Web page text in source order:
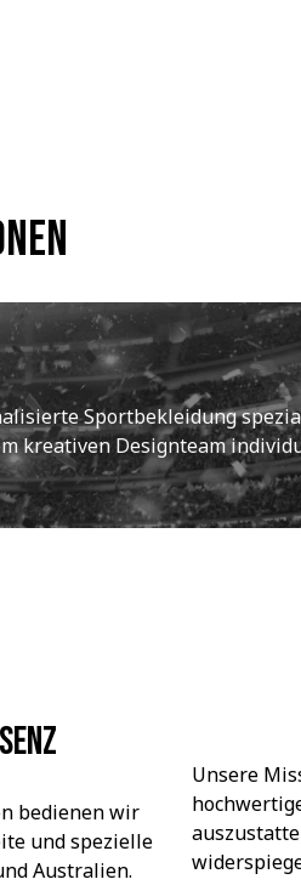
Sportbekleidung
kreativen Designteam
bedienen wir
und spezielle
Australien.
Unsere